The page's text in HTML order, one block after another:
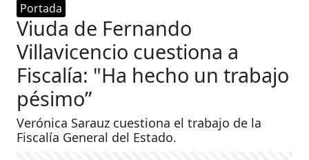
Portada
Viuda de Fernando
Villavicencio cuestiona a
Fiscalía: "Ha hecho un trabajo
pésimo”
Verónica Sarauz cuestiona el trabajo de la
Fiscalía General del Estado.